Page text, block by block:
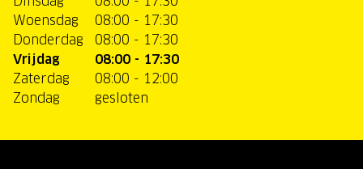
Woensdag
08:00 - 17:30
Donderdag
08:00 - 17:30
Vrijdag
08:00 - 17:30
Zaterdag
08:00 - 12:00
Zondag
gesloten